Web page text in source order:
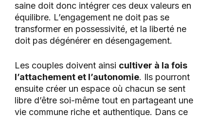
saine doit donc intégrer ces deux valeurs en
équilibre. L’engagement ne doit pas se
transformer en possessivité, et la liberté ne
doit pas dégénérer en désengagement.
Les couples doivent ainsi cultiver à la fois
l’attachement et l’autonomie. Ils pourront
ensuite créer un espace où chacun se sent
libre d’être soi-même tout en partageant une
vie commune riche et authentique. Dans ce